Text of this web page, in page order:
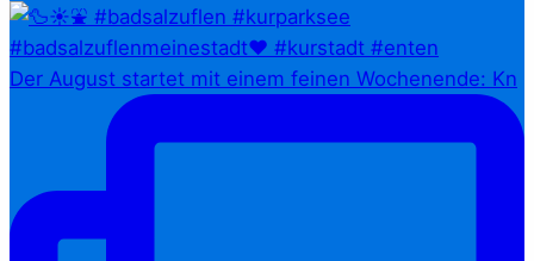
Der August startet mit einem feinen Wochenende: Kn